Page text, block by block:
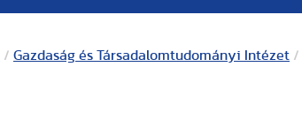
/ Gazdaság és Társadalomtudományi Intézet /